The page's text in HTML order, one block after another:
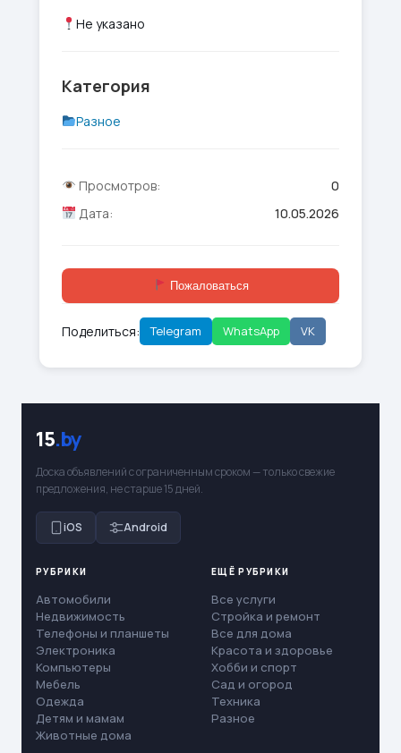
Не указано
Категория
Разное
Просмотров:
0
Дата:
10.05.2026
Пожаловаться
Поделиться: Telegram WhatsApp VK
15.by
Доска объявлений с ограниченным сроком — только свежие
предложения, не старше 15 дней.
iOS Android
РУБРИКИ
Автомобили
Недвижимость
Телефоны и планшеты
Электроника
Компьютеры
Мебель
Одежда
Детям и мамам
Животные дома
ЕЩЁ РУБРИКИ
Все услуги
Стройка и ремонт
Все для дома
Красота и здоровье
Хобби и спорт
Сад и огород
Техника
Разное